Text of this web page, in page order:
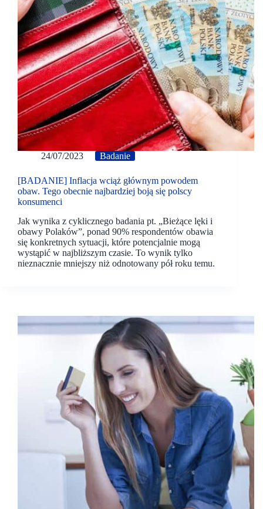
24/07/2023 Badanie
[BADANIE] Inflacja wciąż głównym powodem
obaw. Tego obecnie najbardziej boją się polscy
konsumenci
Jak wynika z cyklicznego badania pt. „Bieżące lęki i
obawy Polaków”, ponad 90% respondentów obawia
się konkretnych sytuacji, które potencjalnie mogą
wystąpić w najbliższym czasie. To wynik tylko
nieznacznie mniejszy niż odnotowany pół roku temu.